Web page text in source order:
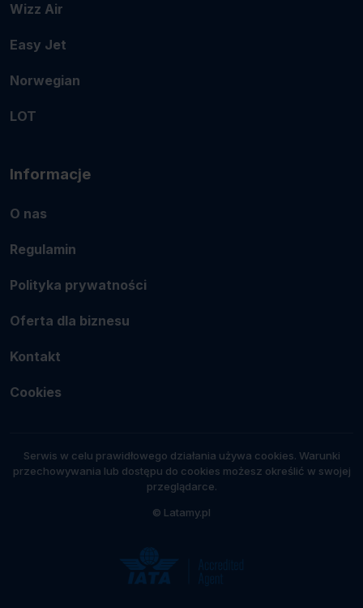
Wizz Air
Easy Jet
Norwegian
LOT
Informacje
O nas
Regulamin
Polityka prywatności
Oferta dla biznesu
Kontakt
Cookies
Serwis w celu prawidłowego działania używa cookies. Warunki
przechowywania lub dostępu do cookies możesz określić w swojej
przeglądarce.
© Latamy.pl